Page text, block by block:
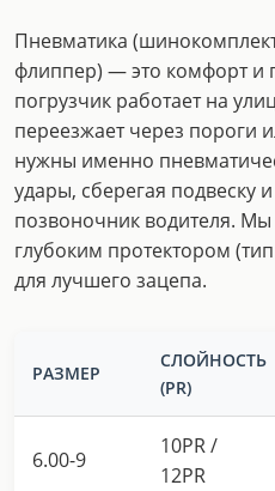
Пневматика
флиппер) — это комфорт и
погрузчик работает на
переезжает через пороги
нужны именно
удары, сберегая подвеску
позвоночник водителя.
глубоким протектором
для лучшего зацепа.
РАЗМЕР
СЛОЙНОСТЬ
(PR)
6.00-9
10PR /
12PR